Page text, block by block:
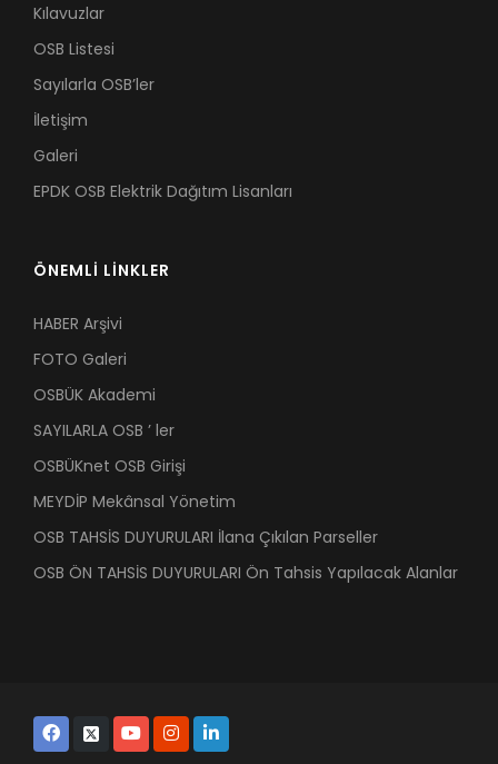
Kılavuzlar
OSB Listesi
Sayılarla OSB’ler
İletişim
Galeri
EPDK OSB Elektrik Dağıtım Lisanları
ÖNEMLİ LİNKLER
HABER Arşivi
FOTO Galeri
OSBÜK Akademi
SAYILARLA OSB ’ ler
OSBÜKnet OSB Girişi
MEYDİP Mekânsal Yönetim
OSB TAHSİS DUYURULARI İlana Çıkılan Parseller
OSB ÖN TAHSİS DUYURULARI Ön Tahsis Yapılacak Alanlar